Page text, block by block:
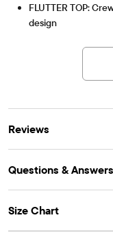
FLUTTER TOP:
design
FEATURES:
Reviews
Questions & Answers
Size Chart